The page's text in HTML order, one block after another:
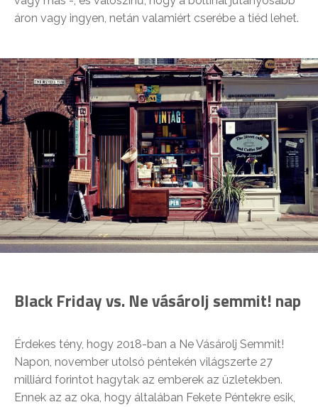
áron vagy ingyen, netán valamiért cserébe a tiéd lehet.
Black Friday vs. Ne vásárolj semmit! nap
Érdekes tény, hogy 2018-ban a Ne Vásárolj Semmit!
Napon, november utolsó péntekén világszerte 27
milliárd forintot hagytak az emberek az üzletekben.
Ennek az az oka, hogy általában Fekete Péntekre esik,